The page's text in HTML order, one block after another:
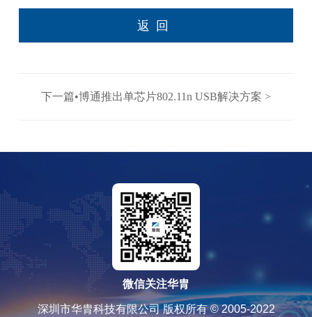
返回
下一篇•博通推出单芯片802.11n USB解决方案 >
微信关注华胄
深圳市华胄科技有限公司 版权所有 © 2005-2022